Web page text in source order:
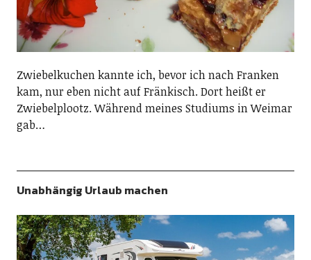
Zwiebelkuchen kannte ich, bevor ich nach Franken
kam, nur eben nicht auf Fränkisch. Dort heißt er
Zwiebelplootz. Während meines Studiums in Weimar
gab…
Unabhängig Urlaub machen